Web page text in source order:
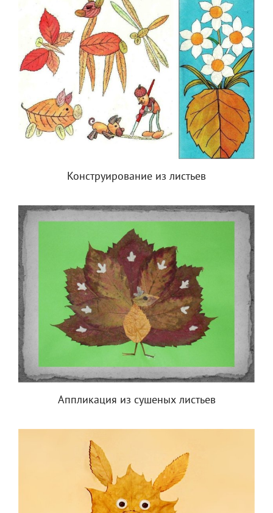
Конструирование из листьев
Аппликация из сушеных листьев